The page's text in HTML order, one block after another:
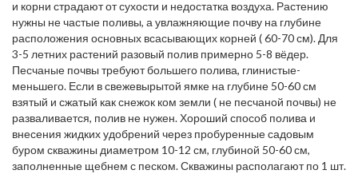
и корни страдают от сухости и недостатка воздуха. Растению
нужны не частые поливы, а увлажняющие почву на глубине
расположения основных всасывающих корней ( 60-70 см). Для
3-5 летних растений разовый полив примерно 5-8 вёдер.
Песчаные почвы требуют большего полива, глинистые-
меньшего. Если в свежевырытой ямке на глубине 50-60 см
взятый и сжатый как снежок ком земли ( не песчаной почвы) не
разваливается, полив не нужен. Хороший способ полива и
внесения жидких удобрений через пробуренные садовым
буром скважины диаметром 10-12 см, глубиной 50-60 см,
заполненные щебнем с песком. Скважины располагают по 1 шт.